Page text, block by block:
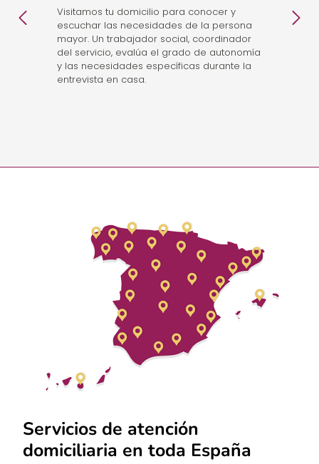
Visitamos tu domicilio para conocer y
escuchar las necesidades de la persona
mayor. Un trabajador social, coordinador
del servicio, evalúa el grado de autonomía
y las necesidades específicas durante la
entrevista en casa.
Servicios de atención
domiciliaria en toda España